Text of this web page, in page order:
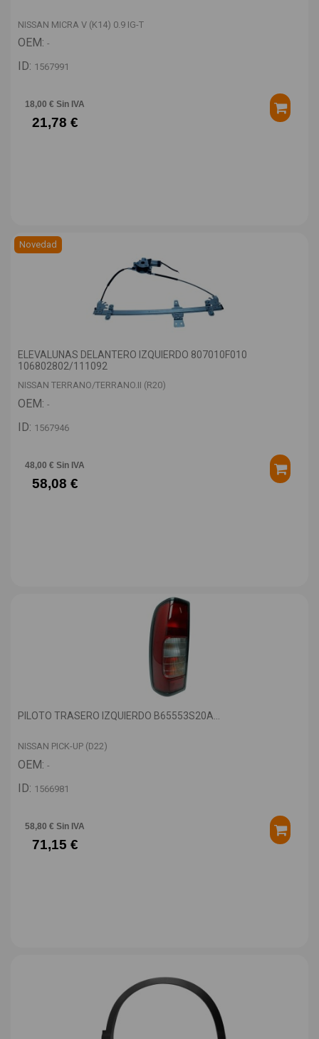
NISSAN MICRA V (K14) 0.9 IG-T
OEM: -
ID: 1567991
18,00 € Sin IVA
21,78 €
Novedad
ELEVALUNAS DELANTERO IZQUIERDO 807010F010
106802802/111092
NISSAN TERRANO/TERRANO.II (R20)
OEM: -
ID: 1567946
48,00 € Sin IVA
58,08 €
PILOTO TRASERO IZQUIERDO B65553S20A...
NISSAN PICK-UP (D22)
OEM: -
ID: 1566981
58,80 € Sin IVA
71,15 €